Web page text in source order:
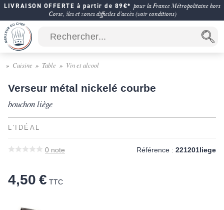
LIVRAISON OFFERTE à partir de 89€* pour la France Métropolitaine hors
Corse, îles et zones difficiles d'accès (voir conditions)
Cuisine Table Vin et alcool
Verseur métal nickelé courbe
bouchon liège
L'IDÉAL
0 note Référence : 221201liege
4,50 € TTC